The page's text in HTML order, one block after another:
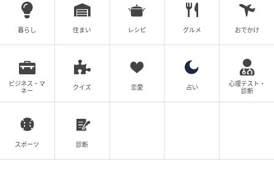
暮らし 住まい レシピ グルメ おでかけ
ビジネス・マ
ネー
クイズ 恋愛 占い
心理テスト・
診断
スポーツ 診断